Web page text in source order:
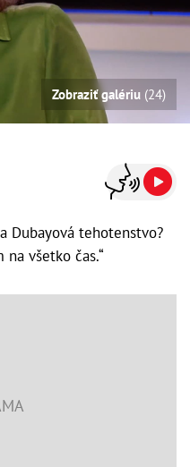
Zobraziť galériu (24)
Dubayová tehotenstvo?
na všetko čas.“